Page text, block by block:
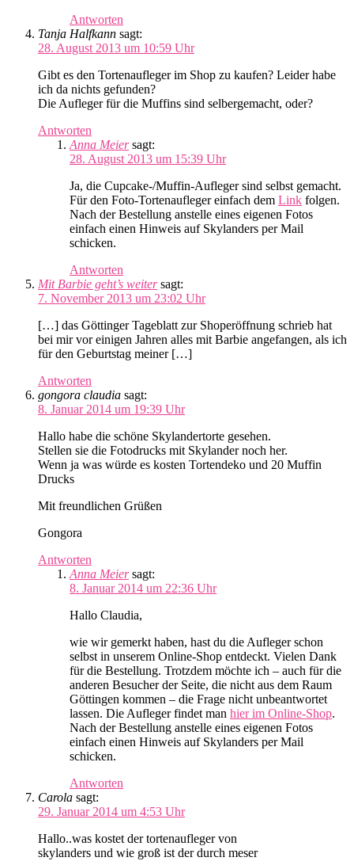
Antworten
Tanja Halfkann sagt:
28. August 2013 um 10:59 Uhr
Gibt es den Tortenaufleger im Shop zu kaufen? Leider habe
ich da nichts gefunden?
Die Aufleger für die Muffins sind selbergemacht, oder?
Antworten
Anna Meier sagt:
28. August 2013 um 15:39 Uhr
Ja, die Cupcake-/Muffin-Aufleger sind selbst gemacht.
Für den Foto-Tortenaufleger einfach dem Link folgen.
Nach der Bestellung anstelle eines eigenen Fotos
einfach einen Hinweis auf Skylanders per Mail
schicken.
Antworten
Mit Barbie geht’s weiter sagt:
7. November 2013 um 23:02 Uhr
[…] das Göttinger Tageblatt zur Shoperöffnung schrieb hat
bei mir vor einigen Jahren alles mit Barbie angefangen, als ich
für den Geburtstag meiner […]
Antworten
gongora claudia sagt:
8. Januar 2014 um 19:39 Uhr
Hallo habe die schöne Skylandertorte gesehen.
Stellen sie die Fotodrucks mit Skylander noch her.
Wenn ja was würde es kosten Tortendeko und 20 Muffin
Drucks
Mit freundlichen Grüßen
Gongora
Antworten
Anna Meier sagt:
8. Januar 2014 um 22:36 Uhr
Hallo Claudia,
wie wir gemerkt haben, hast du die Aufleger schon
selbst in unserem Online-Shop entdeckt. Vielen Dank
für die Bestellung. Trotzdem möchte ich – auch für die
anderen Besucher der Seite, die nicht aus dem Raum
Göttingen kommen – die Frage nicht unbeantwortet
lassen. Die Aufleger findet man hier im Online-Shop.
Nach der Bestellung anstelle eines eigenen Fotos
einfach einen Hinweis auf Skylanders per Mail
schicken.
Antworten
Carola sagt:
29. Januar 2014 um 4:53 Uhr
Hallo..was kostet der tortenaufleger von
skylanders und wie groß ist der durch meser